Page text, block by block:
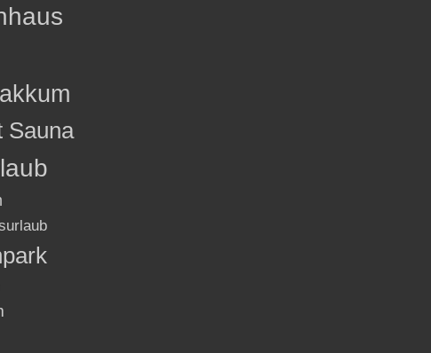
Sauna